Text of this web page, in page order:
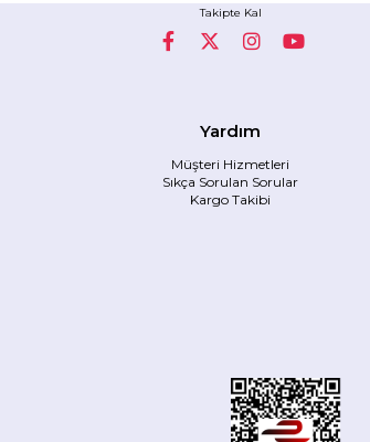
Takipte Kal
Yardım
Müşteri Hizmetleri
Sıkça Sorulan Sorular
Kargo Takibi